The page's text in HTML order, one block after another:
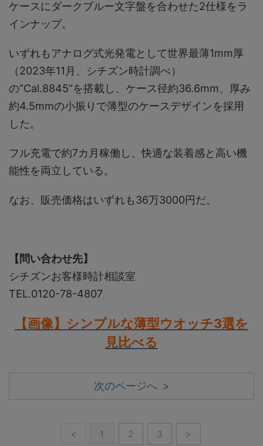
ケースにダークブルー文字盤を合わせた2仕様をラ
インナップ。
いずれもアナログ式光発電として世界最薄1mm厚
（2023年11月、シチズン時計調べ）
の”Cal.8845”を搭載し、ケース径約36.6mm、厚み
約4.5mmの小振りで薄型のケースデザインを採用
した。
フル充電で約7カ月稼働し、快適な装着感と高い機
能性を両立している。
なお、販売価格はいずれも36万3000円だ。
【問い合わせ先】
シチズンお客様時計相談室
TEL.0120-78-4807
【画像】シンプルな薄型ウオッチ3選を
見比べる
次のページへ >
< 1 2 3 >